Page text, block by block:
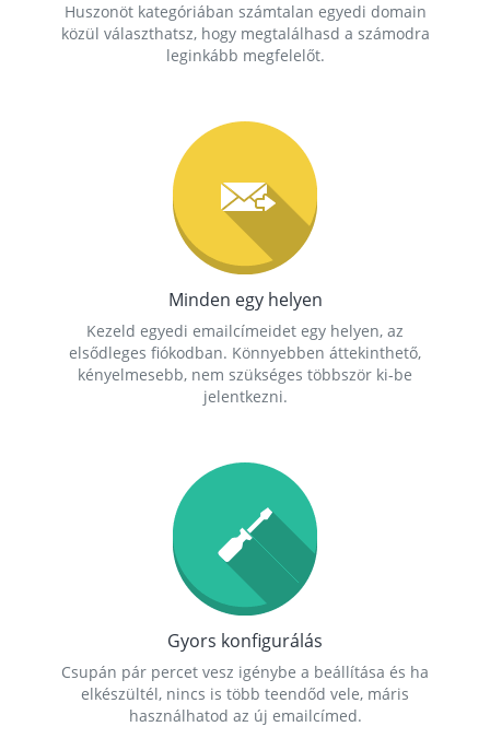
Huszonöt kategóriában számtalan egyedi domain
közül választhatsz, hogy megtalálhasd a számodra
leginkább megfelelőt.
Minden egy helyen
Kezeld egyedi emailcímeidet egy helyen, az
elsődleges fiókodban. Könnyebben áttekinthető,
kényelmesebb, nem szükséges többször ki-be
jelentkezni.
Gyors konfigurálás
Csupán pár percet vesz igénybe a beállítása és ha
elkészültél, nincs is több teendőd vele, máris
használhatod az új emailcímed.